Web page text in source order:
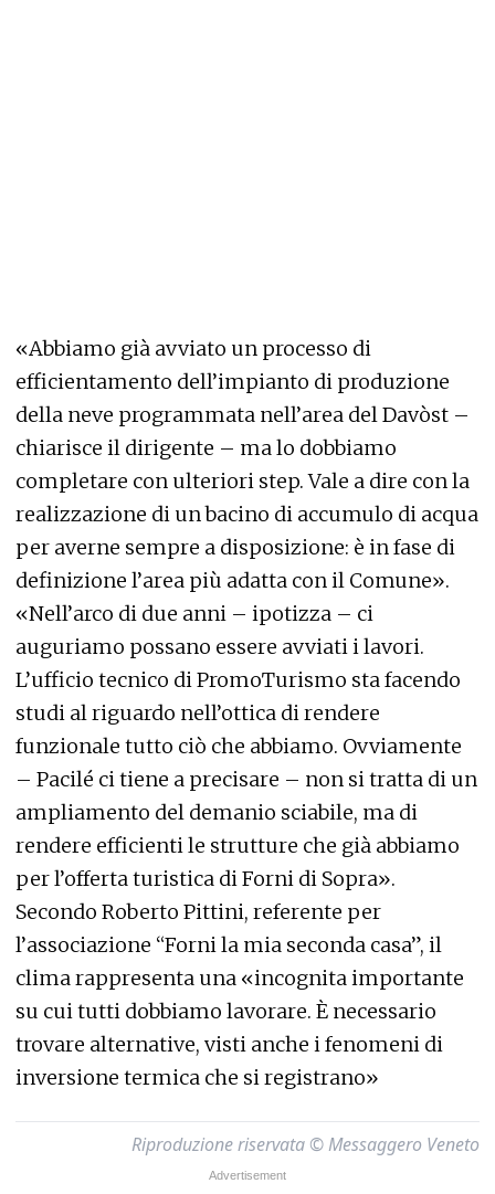
«Abbiamo già avviato un processo di
efficientamento dell’impianto di produzione
della neve programmata nell’area del Davòst –
chiarisce il dirigente – ma lo dobbiamo
completare con ulteriori step. Vale a dire con la
realizzazione di un bacino di accumulo di acqua
per averne sempre a disposizione: è in fase di
definizione l’area più adatta con il Comune».
«Nell’arco di due anni – ipotizza – ci
auguriamo possano essere avviati i lavori.
L’ufficio tecnico di PromoTurismo sta facendo
studi al riguardo nell’ottica di rendere
funzionale tutto ciò che abbiamo. Ovviamente
– Pacilé ci tiene a precisare – non si tratta di un
ampliamento del demanio sciabile, ma di
rendere efficienti le strutture che già abbiamo
per l’offerta turistica di Forni di Sopra».
Secondo Roberto Pittini, referente per
l’associazione “Forni la mia seconda casa”, il
clima rappresenta una «incognita importante
su cui tutti dobbiamo lavorare. È necessario
trovare alternative, visti anche i fenomeni di
inversione termica che si registrano»
Riproduzione riservata © Messaggero Veneto